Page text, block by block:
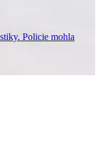
Policie mohla